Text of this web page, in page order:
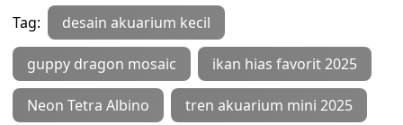
Tag: desain akuarium kecil
guppy dragon mosaic ikan hias favorit 2025
Neon Tetra Albino tren akuarium mini 2025